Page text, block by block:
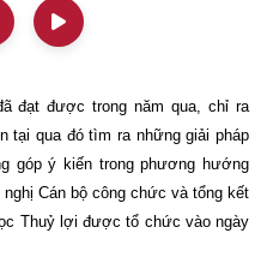
đạt được trong năm qua, chỉ ra
tại qua đó tìm ra những giải pháp
góp ý kiến trong phương hướng
Cán bộ công chức và tổng kết
Thuỷ lợi được tổ chức vào ngày